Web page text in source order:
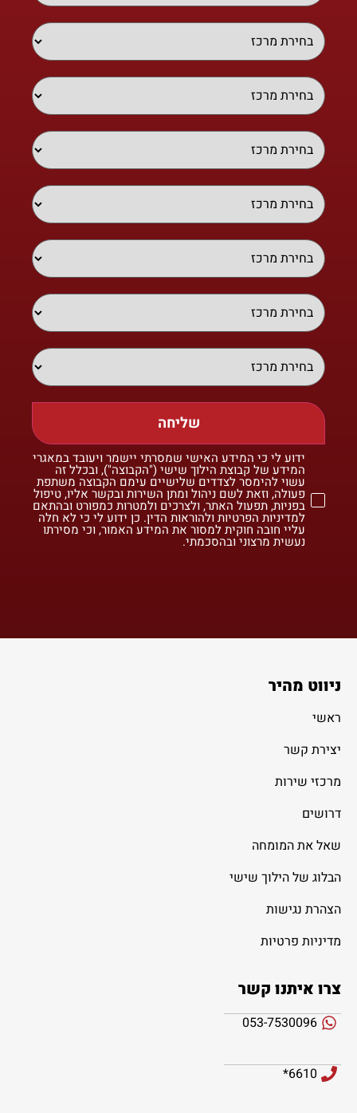
שליחה
ידוע לי כי המידע האישי שמסרתי יישמר ויעובד במאגרי
המידע של קבוצת הילוך שישי ("הקבוצה"), ובכלל זה
עשוי להימסר לצדדים שלישיים עימם הקבוצה משתפת
פעולה, וזאת לשם ניהול ומתן השירות ובקשר אליו, טיפול
בפניות, תפעול האתר, ולצרכים ולמטרות כמפורט ובהתאם
למדיניות הפרטיות ולהוראות הדין. כן ידוע לי כי לא חלה
עליי חובה חוקית למסור את המידע האמור, וכי מסירתו
נעשית מרצוני ובהסכמתי.
ניווט מהיר
ראשי
יצירת קשר
מרכזי שירות
דרושים
שאל את המומחה
הבלוג של הילוך שישי
הצהרת נגישות
מדיניות פרטיות
צרו איתנו קשר
053-7530096
6610*